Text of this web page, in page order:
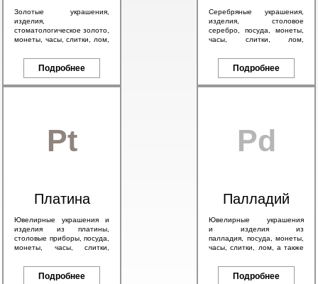
Золотые украшения,
изделия,
стоматологическое золото,
монеты, часы, слитки, лом,
золото 56 пробы и
брендовые изделия.
Подробнее
Серебряные украшения,
изделия, столовое
серебро, посуда, монеты,
часы, слитки, лом,
пробы, в том числе с
эмалью.Подробнее
Pt
Платина
Ювелирные украшения и
изделия из платины,
столовые приборы, посуда,
монеты, часы, слитки,
также другие платиновые
изделия.Подробнее
Pd
Палладий
Ювелирные украшения
и изделия из
палладия, посуда, монеты,
часы, слитки, лом, а также
содержанием палладия.
Подробнее